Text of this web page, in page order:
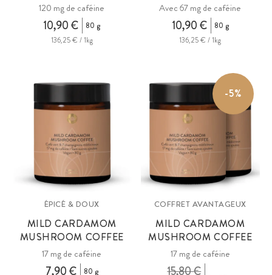
120 mg de caféine
10,90 €
80 g
136,25 € / 1kg
Avec 67 mg de caféine
10,90 €
80 g
136,25 € / 1kg
ÉPICÉ & DOUX
MILD CARDAMOM
MUSHROOM COFFEE
17 mg de caféine
7,90 €
80 g
-5%
COFFRET AVANTAGEUX
MILD CARDAMOM
MUSHROOM COFFEE
17 mg de caféine
15,80 €